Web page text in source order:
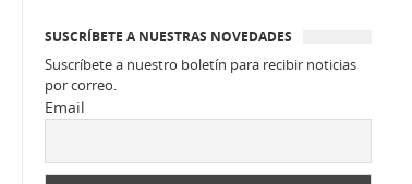
SUSCRÍBETE A NUESTRAS NOVEDADES
Suscríbete a nuestro boletín para recibir noticias
por correo.
Email